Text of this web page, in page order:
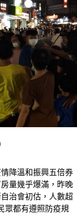
降溫和振興五倍券
量幾乎爆滿，昨晚
治會初估，人數超
眾都有遵照防疫規